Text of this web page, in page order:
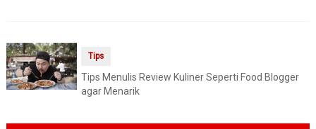
Tips
Tips Menulis Review Kuliner Seperti Food Blogger
agar Menarik